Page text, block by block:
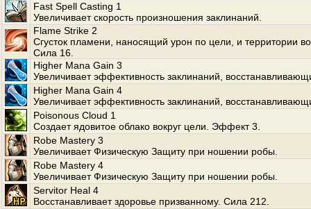
Fast Spell Casting 1
Увеличивает скорость произношения заклинаний.
Flame Strike 2
Сгусток пламени, наносящий урон по цели, и территории
Сила 16.
Higher Mana Gain 3
Увеличивает эффективность заклинаний,
Higher Mana Gain 4
Увеличивает эффективность заклинаний,
Poisonous Cloud 1
Создает ядовитое облако вокруг цели. Эффект 3.
Robe Mastery 3
Увеличивает Физическую Защиту при ношении робы.
Robe Mastery 4
Увеличивает Физическую Защиту при ношении робы.
Servitor Heal 4
Восстанавливает здоровье призванному. Сила 212.